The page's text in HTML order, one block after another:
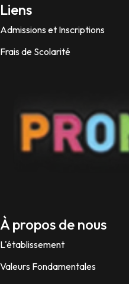
Liens
Admissions et Inscriptions
Frais de Scolarité
À propos de nous
L'établissement
Valeurs Fondamentales